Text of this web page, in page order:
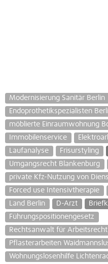
Modernisierung Sanitär Berlin
Endoprothetikspezialisten
möblierte Einraumwohnung
Immobilenservice
Laufanalyse
Frisurstyling
Umgangsrecht Blankenburg
private Kfz-Nutzung von
Forced use Intensivtherapie
Land Berlin
D-Arzt
Führungspositionengesetz
Rechtsanwalt für
Pflasterarbeiten
Wohnungslosenhilfe